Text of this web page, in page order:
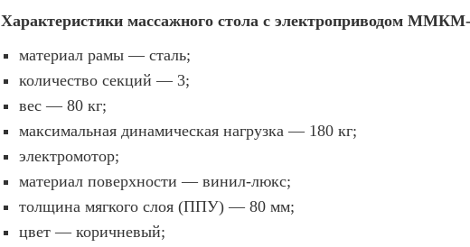
Характеристики массажного стола с электроприводом
материал рамы — сталь;
количество секций — 3;
вес — 80 кг;
максимальная динамическая нагрузка — 180 кг;
электромотор;
материал поверхности — винил-люкс;
толщина мягкого слоя (ППУ) — 80 мм;
цвет — коричневый;